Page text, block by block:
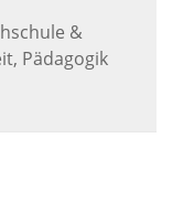
&
Pädagogik